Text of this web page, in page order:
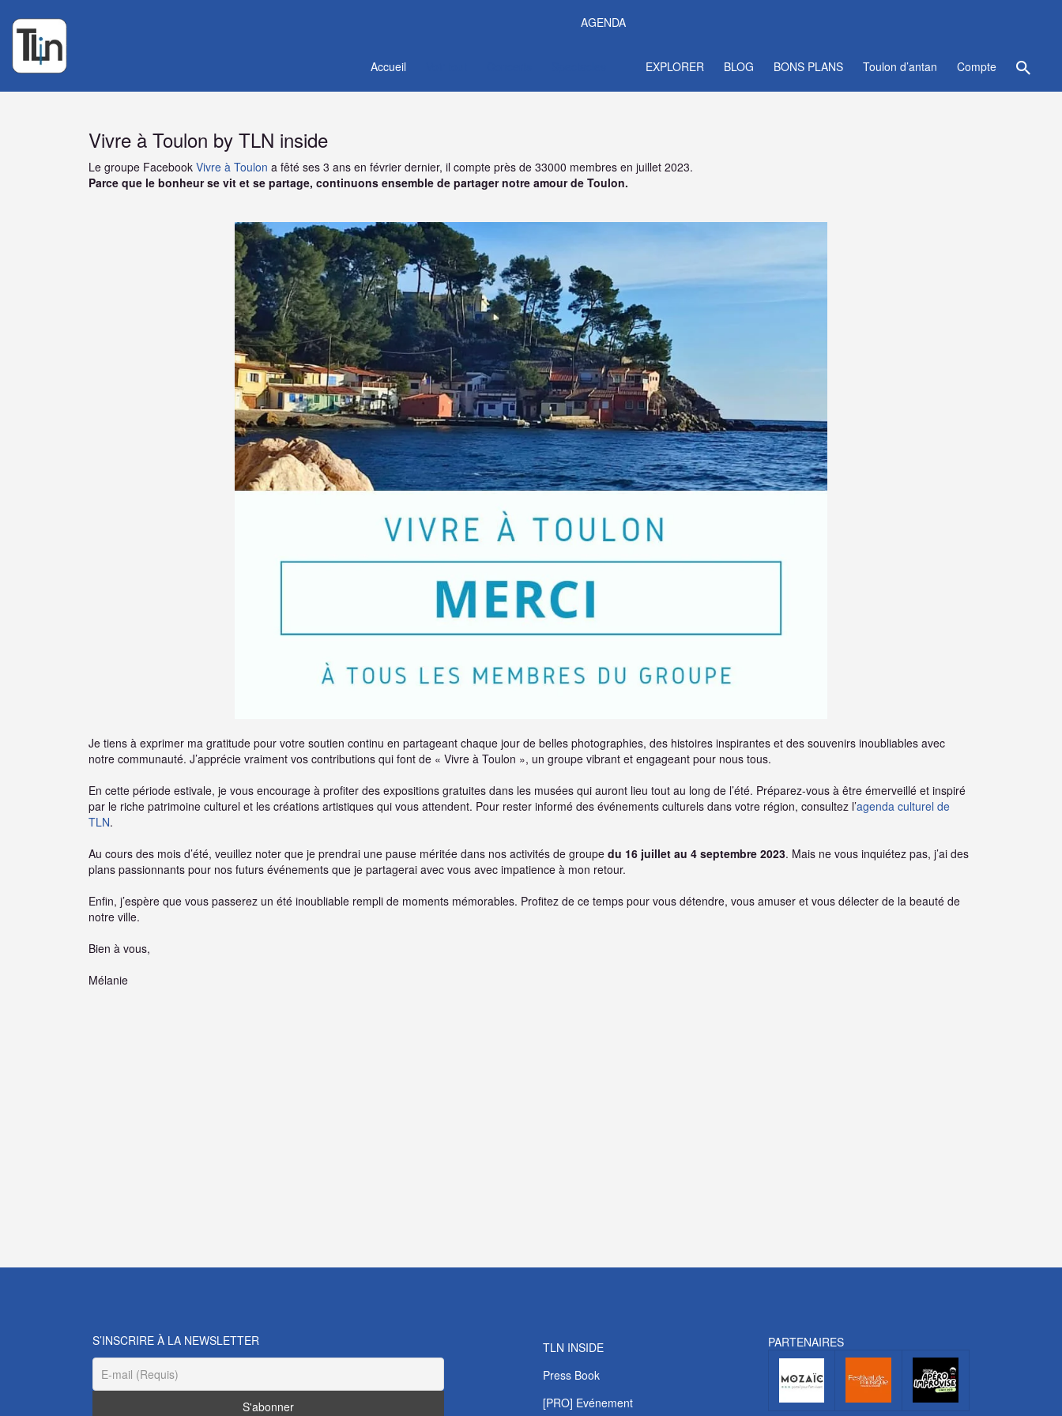
Accueil
AGENDA
EXPLORER BLOG BONS PLANS Toulon d’antan Compte
Articles blog »
Vivre à Toulon by TLN inside
Le groupe Facebook Vivre à Toulon a fêté ses 3 ans en février dernier, il compte près de 33000 membres en juillet 2023.
Parce que le bonheur se vit et se partage, continuons ensemble de partager notre amour de Toulon.
Je tiens à exprimer ma gratitude pour votre soutien continu en partageant chaque jour de belles photographies, des histoires inspirantes et des souvenirs inoubliables avec
notre communauté. J’apprécie vraiment vos contributions qui font de « Vivre à Toulon », un groupe vibrant et engageant pour nous tous.
En cette période estivale, je vous encourage à profiter des expositions gratuites dans les musées qui auront lieu tout au long de l’été. Préparez-vous à être émerveillé et inspiré
par le riche patrimoine culturel et les créations artistiques qui vous attendent. Pour rester informé des événements culturels dans votre région, consultez l’agenda culturel de
TLN.
Au cours des mois d’été, veuillez noter que je prendrai une pause méritée dans nos activités de groupe du 16 juillet au 4 septembre 2023. Mais ne vous inquiétez pas, j’ai des
plans passionnants pour nos futurs événements que je partagerai avec vous avec impatience à mon retour.
Enfin, j’espère que vous passerez un été inoubliable rempli de moments mémorables. Profitez de ce temps pour vous détendre, vous amuser et vous délecter de la beauté de
notre ville.
Bien à vous,
Mélanie
S’INSCRIRE À LA NEWSLETTER
TLN INSIDE
Press Book
[PRO] Evénement
PARTENAIRES